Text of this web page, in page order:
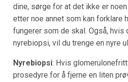
dine, sørge for at det ikke er
etter noe annet som kan forklare
fungerer som de skal. Også, hvis
nyrebiopsi, vil du trenge en nyre
Nyrebiopsi: Hvis
prosedyre for å fjerne en liten